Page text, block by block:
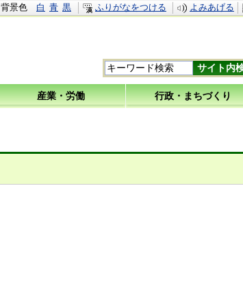
背景色 白 青 黒 ふりがなをつける
よみあげる
産業・労働 行政・まちづくり